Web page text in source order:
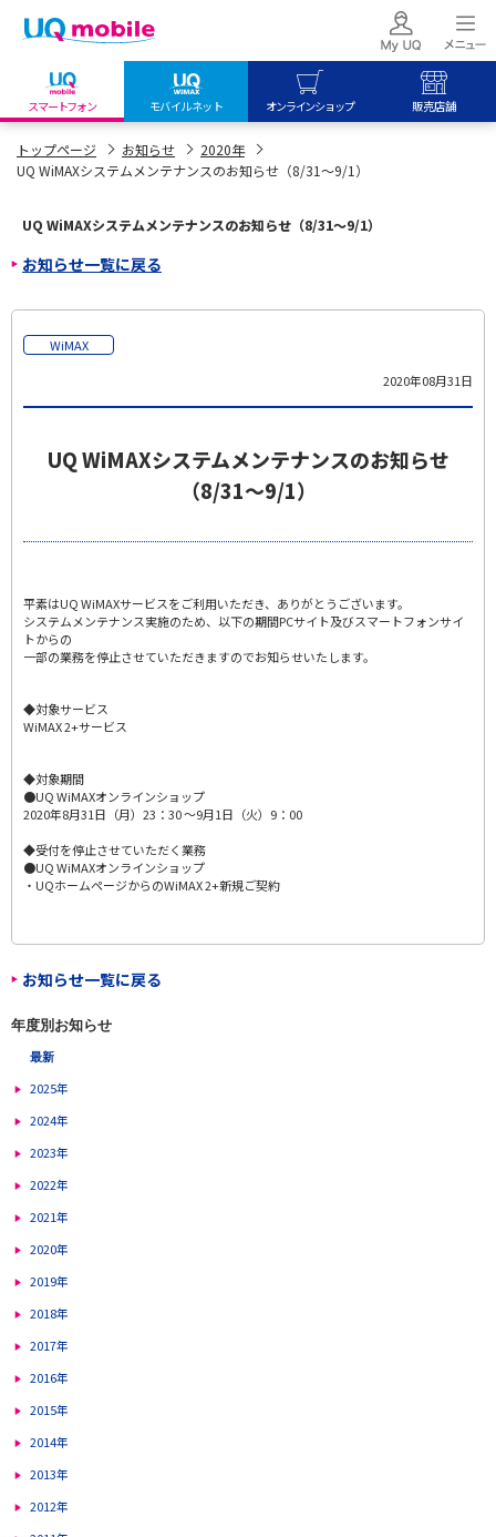
スマートフォン モバイルネット オンラインショップ 販売店舗
my UQ WiMAX
UQ WiMAX ご契約の方
My UQ mobile
データチャージサイト
UQ mobile
オンラインショップ
UQ WiMAX
UQ mobile
販売店舗
UQ WiMAX
トップページ お知らせ
2020年
UQ WiMAXシステムメンテナンスのお知らせ（8/31～9/1）
UQ WiMAXシステムメンテナンスのお知らせ（8/31～9/1）
お知らせ一覧に戻る
WiMAX
2020年08月31日
UQ WiMAXシステムメンテナンスのお知らせ
（8/31～9/1）
平素はUQ WiMAXサービスをご利用いただき、ありがとうございます。
システムメンテナンス実施のため、以下の期間PCサイト及びスマートフォンサイ
トからの
一部の業務を停止させていただきますのでお知らせいたします。
◆対象サービス
WiMAX 2+サービス
◆対象期間
●UQ WiMAXオンラインショップ
2020年8月31日（月）23：30 ～9月1日（火）9：00
◆受付を停止させていただく業務
●UQ WiMAXオンラインショップ
・UQホームページからのWiMAX 2+新規ご契約
お知らせ一覧に戻る
年度別お知らせ
最新
2025年
2024年
2023年
2022年
2021年
2020年
2019年
2018年
2017年
2016年
2015年
2014年
2013年
2012年